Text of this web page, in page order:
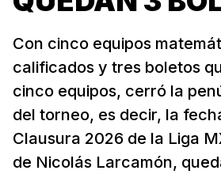
Con cinco equipos
calificados y tres boletos
cinco equipos, cerró la
del torneo, es decir, la
Clausura 2026 de la Liga
de Nicolás Larcamón,